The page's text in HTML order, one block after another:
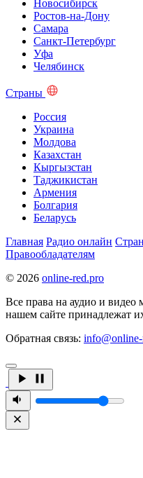
Новосибирск
Ростов-на-Дону
Самара
Санкт-Петербург
Уфа
Челябинск
Страны
Россия
Украина
Молдова
Казахстан
Кыргызстан
Таджикистан
Армения
Болгария
Беларусь
Главная Радио онлайн
Правообладателям
© 2026 online-red.pro
Все права на аудио и видео
нашем сайте принадлежат
Обратная связь: